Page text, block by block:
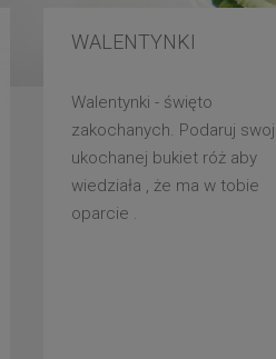
WALENTYNKI
Walentynki - święto
zakochanych. Podaruj
ukochanej bukiet róż aby
wiedziała , że ma w tobie
oparcie .